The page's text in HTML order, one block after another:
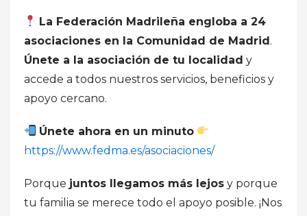
La Federación Madrileña engloba a 24
asociaciones en la Comunidad de Madrid.
Únete a la asociación de tu localidad y
accede a todos nuestros servicios, beneficios y
apoyo cercano.
Únete ahora en un minuto
https://www.fedma.es/asociaciones/
Porque juntos llegamos más lejos y porque
tu familia se merece todo el apoyo posible. ¡Nos